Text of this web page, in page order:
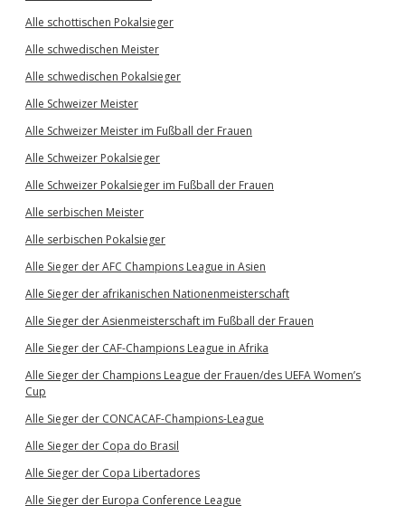
Alle schottischen Pokalsieger
Alle schwedischen Meister
Alle schwedischen Pokalsieger
Alle Schweizer Meister
Alle Schweizer Meister im Fußball der Frauen
Alle Schweizer Pokalsieger
Alle Schweizer Pokalsieger im Fußball der Frauen
Alle serbischen Meister
Alle serbischen Pokalsieger
Alle Sieger der AFC Champions League in Asien
Alle Sieger der afrikanischen Nationenmeisterschaft
Alle Sieger der Asienmeisterschaft im Fußball der Frauen
Alle Sieger der CAF-Champions League in Afrika
Alle Sieger der Champions League der Frauen/des UEFA Women’s
Cup
Alle Sieger der CONCACAF-Champions-League
Alle Sieger der Copa do Brasil
Alle Sieger der Copa Libertadores
Alle Sieger der Europa Conference League